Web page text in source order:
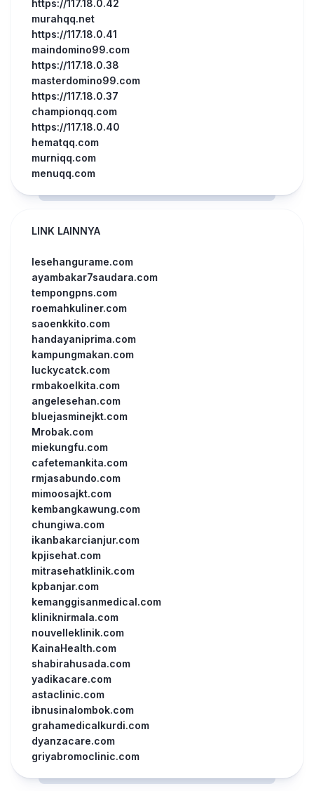
https://117.18.0.42
murahqq.net
https://117.18.0.41
maindomino99.com
https://117.18.0.38
masterdomino99.com
https://117.18.0.37
championqq.com
https://117.18.0.40
hematqq.com
murniqq.com
menuqq.com
LINK LAINNYA
lesehangurame.com
ayambakar7saudara.com
tempongpns.com
roemahkuliner.com
saoenkkito.com
handayaniprima.com
kampungmakan.com
luckycatck.com
rmbakoelkita.com
angelesehan.com
bluejasminejkt.com
Mrobak.com
miekungfu.com
cafetemankita.com
rmjasabundo.com
mimoosajkt.com
kembangkawung.com
chungiwa.com
ikanbakarcianjur.com
kpjisehat.com
mitrasehatklinik.com
kpbanjar.com
kemanggisanmedical.com
kliniknirmala.com
nouvelleklinik.com
KainaHealth.com
shabirahusada.com
yadikacare.com
astaclinic.com
ibnusinalombok.com
grahamedicalkurdi.com
dyanzacare.com
griyabromoclinic.com